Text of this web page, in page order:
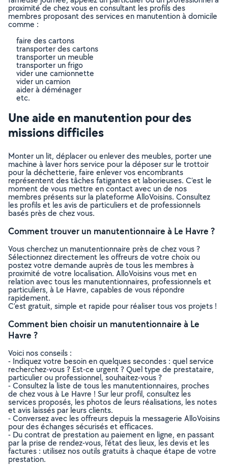
proximité de chez vous en consultant les profils des
membres proposant des services en manutention à domicile
comme :
faire des cartons
transporter des cartons
transporter un meuble
transporter un frigo
vider une camionnette
vider un camion
aider à déménager
etc.
Une aide en manutention pour des
missions difficiles
Monter un lit, déplacer ou enlever des meubles, porter une
machine à laver hors service pour la déposer sur le trottoir
pour la déchetterie, faire enlever vos encombrants
représentent des tâches fatigantes et laborieuses. C’est le
moment de vous mettre en contact avec un de nos
membres présents sur la plateforme AlloVoisins. Consultez
les profils et les avis de particuliers et de professionnels
basés près de chez vous.
Comment trouver un manutentionnaire à Le Havre ?
Vous cherchez un manutentionnaire près de chez vous ?
Sélectionnez directement les offreurs de votre choix ou
postez votre demande auprès de tous les membres à
proximité de votre localisation. AlloVoisins vous met en
relation avec tous les manutentionnaires, professionnels et
particuliers, à Le Havre, capables de vous répondre
rapidement.
C’est gratuit, simple et rapide pour réaliser tous vos projets !
Comment bien choisir un manutentionnaire à Le
Havre ?
Voici nos conseils :
- Indiquez votre besoin en quelques secondes : quel service
recherchez-vous ? Est-ce urgent ? Quel type de prestataire,
particulier ou professionnel, souhaitez-vous ?
- Consultez la liste de tous les manutentionnaires, proches
de chez vous à Le Havre ! Sur leur profil, consultez les
services proposés, les photos de leurs réalisations, les notes
et avis laissés par leurs clients.
- Conversez avec les offreurs depuis la messagerie AlloVoisins
pour des échanges sécurisés et efficaces.
- Du contrat de prestation au paiement en ligne, en passant
par la prise de rendez-vous, l’état des lieux, les devis et les
factures : utilisez nos outils gratuits à chaque étape de votre
prestation.